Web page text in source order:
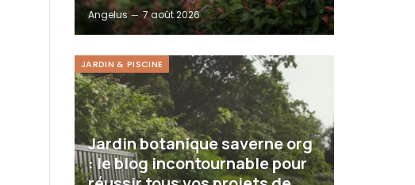
Angelus 7 août 2026
JARDIN & PISCINE
Jardin botanique saverne org
: le blog incontournable pour